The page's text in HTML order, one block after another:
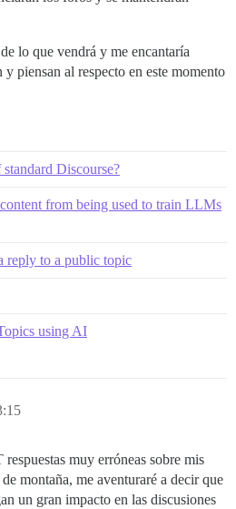
lo que vendrá y me encantaría
piensan al respecto en este momento
Discourse?
from being used to train LLMs
reply to a public topic
using AI
muy erróneas sobre mis
montaña, me aventuraré a decir que
un gran impacto en las discusiones